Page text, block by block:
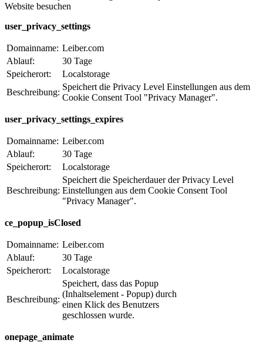
Website besuchen
user_privacy_settings
Domainname: Leiber.com
Ablauf:
30 Tage
Speicherort:
Localstorage
Beschreibung:
Speichert die Privacy Level Einstellungen aus dem
Cookie Consent Tool "Privacy Manager".
user_privacy_settings_expires
Domainname: Leiber.com
Ablauf:
30 Tage
Speicherort:
Localstorage
Beschreibung:
Speichert die Speicherdauer der Privacy Level
Einstellungen aus dem Cookie Consent Tool
"Privacy Manager".
ce_popup_isClosed
Domainname: Leiber.com
Ablauf:
30 Tage
Speicherort:
Localstorage
Beschreibung:
Speichert, dass das Popup
(Inhaltselement - Popup) durch
einen Klick des Benutzers
geschlossen wurde.
onepage_animate